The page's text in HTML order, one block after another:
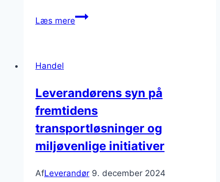
Læs mereLeverandører
samarbejdspartner
Handel
Leverandørens syn på
fremtidens
transportløsninger og
miljøvenlige initiativer
AfLeverandør 9. december 2024